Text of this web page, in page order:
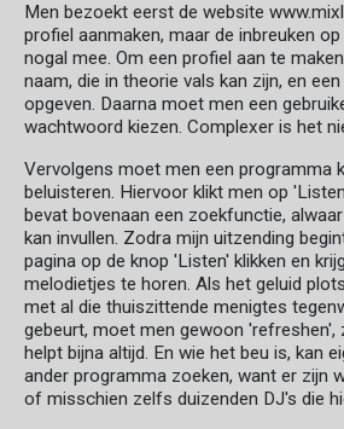
Men bezoekt eerst de website
profiel aanmaken, maar de inbreuken
nogal mee. Om een profiel aan te
naam, die in theorie vals kan zijn, en
opgeven. Daarna moet men een
wachtwoord kiezen. Complexer is het
Vervolgens moet men een programma
beluisteren. Hiervoor klikt men op
bevat bovenaan een zoekfunctie,
kan invullen. Zodra mijn uitzending
pagina op de knop 'Listen' klikken en
melodietjes te horen. Als het geluid
met al die thuiszittende menigtes
gebeurt, moet men gewoon 'refreshen',
helpt bijna altijd. En wie het beu is, kan
ander programma zoeken, want er zijn
of misschien zelfs duizenden DJ's die